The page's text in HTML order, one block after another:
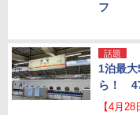
フ
話題
1泊最
ら！
【4月28